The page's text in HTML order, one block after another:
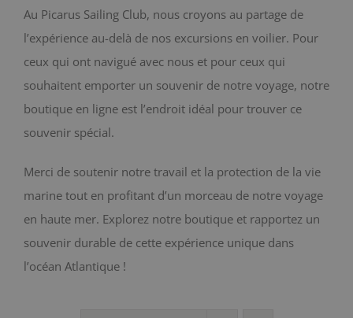
Au Picarus Sailing Club, nous croyons au partage de
l’expérience au-delà de nos excursions en voilier. Pour
ceux qui ont navigué avec nous et pour ceux qui
souhaitent emporter un souvenir de notre voyage, notre
boutique en ligne est l’endroit idéal pour trouver ce
souvenir spécial.
Merci de soutenir notre travail et la protection de la vie
marine tout en profitant d’un morceau de notre voyage
en haute mer. Explorez notre boutique et rapportez un
souvenir durable de cette expérience unique dans
l’océan Atlantique !